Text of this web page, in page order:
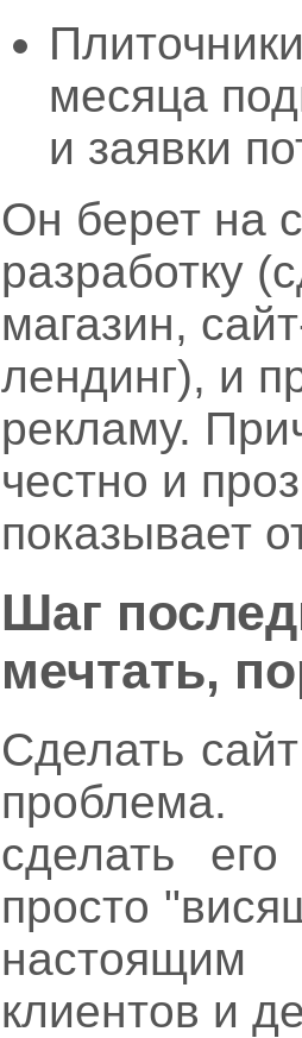
месяца
и заявки
Он берет на
разработку
магазин,
лендинг), и
рекламу.
честно и
показывает
Шаг
мечтать,
Сделать
сделать
просто
клиентов и